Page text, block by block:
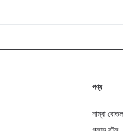
পণ্য
নাম্বা বোতল